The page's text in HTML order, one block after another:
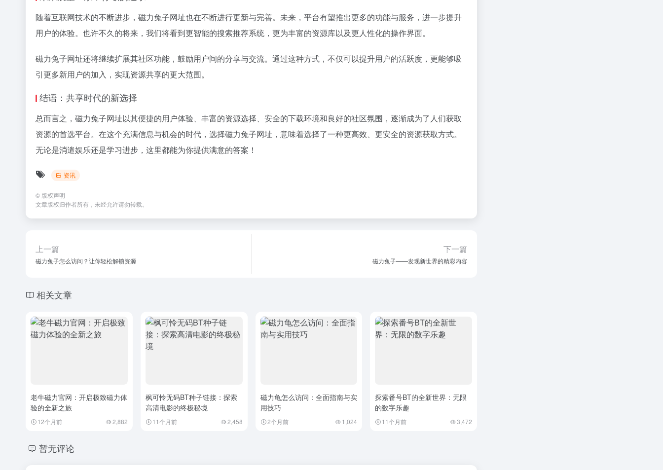
随着互联网技术的不断进步，磁力兔子网址也在不断进行更新与完善。未来，平台有望推出更多的功能与服务，进一步提升
用户的体验。也许不久的将来，我们将看到更智能的搜索推荐系统，更为丰富的资源库以及更人性化的操作界面。
磁力兔子网址还将继续扩展其社区功能，鼓励用户间的分享与交流。通过这种方式，不仅可以提升用户的活跃度，更能够吸
引更多新用户的加入，实现资源共享的更大范围。
结语：共享时代的新选择
总而言之，磁力兔子网址以其便捷的用户体验、丰富的资源选择、安全的下载环境和良好的社区氛围，逐渐成为了人们获取
资源的首选平台。在这个充满信息与机会的时代，选择磁力兔子网址，意味着选择了一种更高效、更安全的资源获取方式。
无论是消遣娱乐还是学习进步，这里都能为你提供满意的答案！
资讯
© 版权声明
文章版权归作者所有，未经允许请勿转载。
上一篇
磁力兔子怎么访问？让你轻松解锁资源
下一篇
磁力兔子——发现新世界的精彩内容
相关文章
老牛磁力官网：开启极致磁力体
验的全新之旅
12个月前 2,882
枫可怜无码BT种子链接：探索
高清电影的终极秘境
11个月前 2,458
磁力龟怎么访问：全面指南与实
用技巧
2个月前 1,024
探索番号BT的全新世界：无限
的数字乐趣
11个月前 3,472
暂无评论